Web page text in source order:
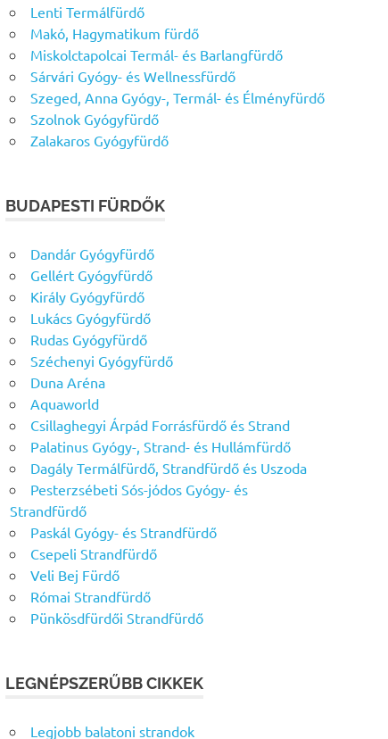
Lenti Termálfürdő
Makó, Hagymatikum fürdő
Miskolctapolcai Termál- és Barlangfürdő
Sárvári Gyógy- és Wellnessfürdő
Szeged, Anna Gyógy-, Termál- és Élményfürdő
Szolnok Gyógyfürdő
Zalakaros Gyógyfürdő
BUDAPESTI FÜRDŐK
Dandár Gyógyfürdő
Gellért Gyógyfürdő
Király Gyógyfürdő
Lukács Gyógyfürdő
Rudas Gyógyfürdő
Széchenyi Gyógyfürdő
Duna Aréna
Aquaworld
Csillaghegyi Árpád Forrásfürdő és Strand
Palatinus Gyógy-, Strand- és Hullámfürdő
Dagály Termálfürdő, Strandfürdő és Uszoda
Pesterzsébeti Sós-jódos Gyógy- és
Strandfürdő
Paskál Gyógy- és Strandfürdő
Csepeli Strandfürdő
Veli Bej Fürdő
Római Strandfürdő
Pünkösdfürdői Strandfürdő
LEGNÉPSZERŰBB CIKKEK
Legjobb balatoni strandok